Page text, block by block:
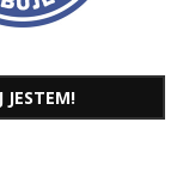
JESTEM!